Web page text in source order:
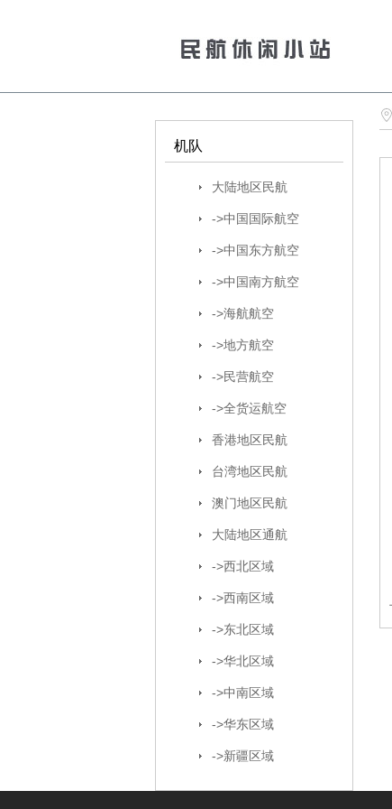
机队
大陆地区民航
->中国国际航空
->中国东方航空
->中国南方航空
->海航航空
->地方航空
->民营航空
->全货运航空
香港地区民航
台湾地区民航
澳门地区民航
大陆地区通航
->西北区域
->西南区域
->东北区域
->华北区域
->中南区域
->华东区域
->新疆区域